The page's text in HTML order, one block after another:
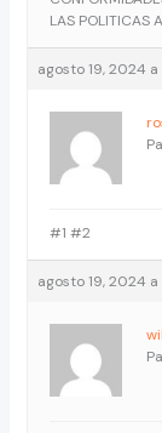
LAS POLITICAS
agosto 19, 2024 a
#1 #2
agosto 19, 2024 a